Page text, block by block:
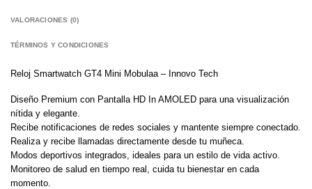
VALORACIONES (0)
TÉRMINOS Y CONDICIONES
Reloj Smartwatch GT4 Mini Mobulaa – Innovo Tech
Diseño Premium con Pantalla HD In AMOLED para una visualización
nítida y elegante.
Recibe notificaciones de redes sociales y mantente siempre conectado.
Realiza y recibe llamadas directamente desde tu muñeca.
Modos deportivos integrados, ideales para un estilo de vida activo.
Monitoreo de salud en tiempo real, cuida tu bienestar en cada
momento.